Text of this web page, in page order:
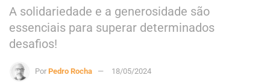
A solidariedade e a generosidade são
essenciais para superar determinados
desafios!
Por Pedro Rocha 18/05/2024